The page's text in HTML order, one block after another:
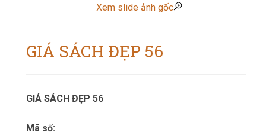
Xem slide ảnh gốc
GIÁ SÁCH ĐẸP 56
GIÁ SÁCH ĐẸP 56
Mã số: